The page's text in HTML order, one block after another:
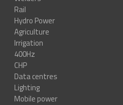
Rail
Hydro Power
Agriculture
Irrigation
400Hz
CHP
Data centres
Lighting
Mobile power